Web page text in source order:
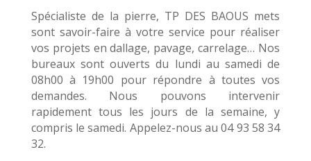
Spécialiste de la pierre, TP DES BAOUS mets
sont savoir-faire à votre service pour réaliser
vos projets en dallage, pavage, carrelage… Nos
bureaux sont ouverts du lundi au samedi de
08h00 à 19h00 pour répondre à toutes vos
demandes. Nous pouvons intervenir
rapidement tous les jours de la semaine, y
compris le samedi. Appelez-nous au04 93 58 34
32.